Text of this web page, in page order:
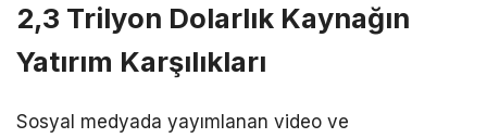
2,3 Trilyon Dolarlık Kaynağın
Yatırım Karşılıkları
Sosyal medyada yayımlanan video ve